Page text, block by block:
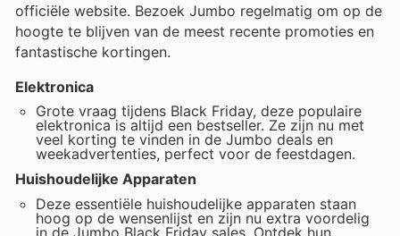
officiële website. Bezoek Jumbo regelmatig om op de
hoogte te blijven van de meest recente promoties en
fantastische kortingen.
Elektronica
Grote vraag tijdens Black Friday, deze populaire
elektronica is altijd een bestseller. Ze zijn nu met
veel korting te vinden in de Jumbo deals en
weekadvertenties, perfect voor de feestdagen.
Huishoudelijke Apparaten
Deze essentiële huishoudelijke apparaten staan
hoog op de wensenlijst en zijn nu extra voordelig
in de Jumbo Black Friday sales. Ontdek hun